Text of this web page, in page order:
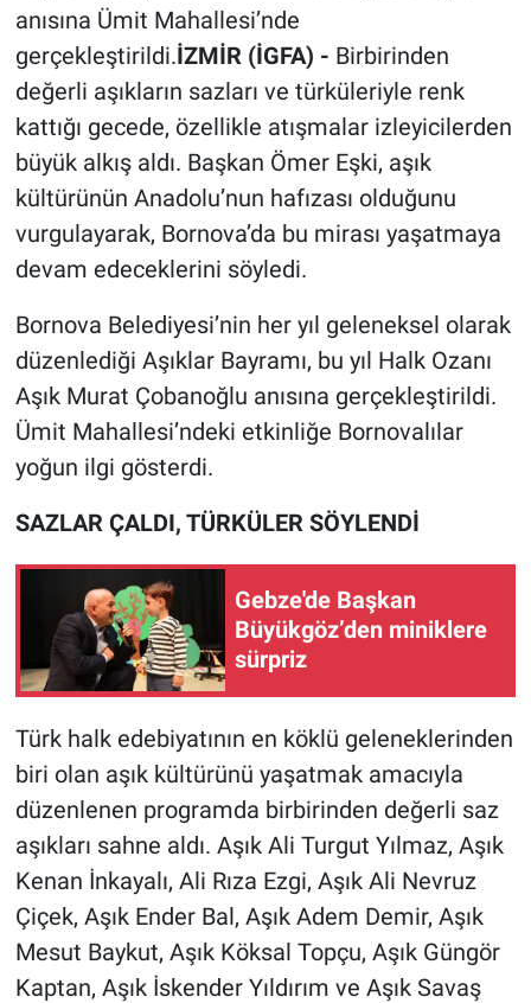
anısına Ümit Mahallesi’nde
gerçekleştirildi.İZMİR (İGFA) - Birbirinden
değerli aşıkların sazları ve türküleriyle renk
kattığı gecede, özellikle atışmalar izleyicilerden
büyük alkış aldı. Başkan Ömer Eşki, aşık
kültürünün Anadolu’nun hafızası olduğunu
vurgulayarak, Bornova’da bu mirası yaşatmaya
devam edeceklerini söyledi.
Bornova Belediyesi’nin her yıl geleneksel olarak
düzenlediği Aşıklar Bayramı, bu yıl Halk Ozanı
Aşık Murat Çobanoğlu anısına gerçekleştirildi.
Ümit Mahallesi’ndeki etkinliğe Bornovalılar
yoğun ilgi gösterdi.
SAZLAR ÇALDI, TÜRKÜLER SÖYLENDİ
Gebze'de Başkan
Büyükgöz’den miniklere
sürpriz
Türk halk edebiyatının en köklü geleneklerinden
biri olan aşık kültürünü yaşatmak amacıyla
düzenlenen programda birbirinden değerli saz
aşıkları sahne aldı. Aşık Ali Turgut Yılmaz, Aşık
Kenan İnkayalı, Ali Rıza Ezgi, Aşık Ali Nevruz
Çiçek, Aşık Ender Bal, Aşık Adem Demir, Aşık
Mesut Baykut, Aşık Köksal Topçu, Aşık Güngör
Kaptan, Aşık İskender Yıldırım ve Aşık Savaş